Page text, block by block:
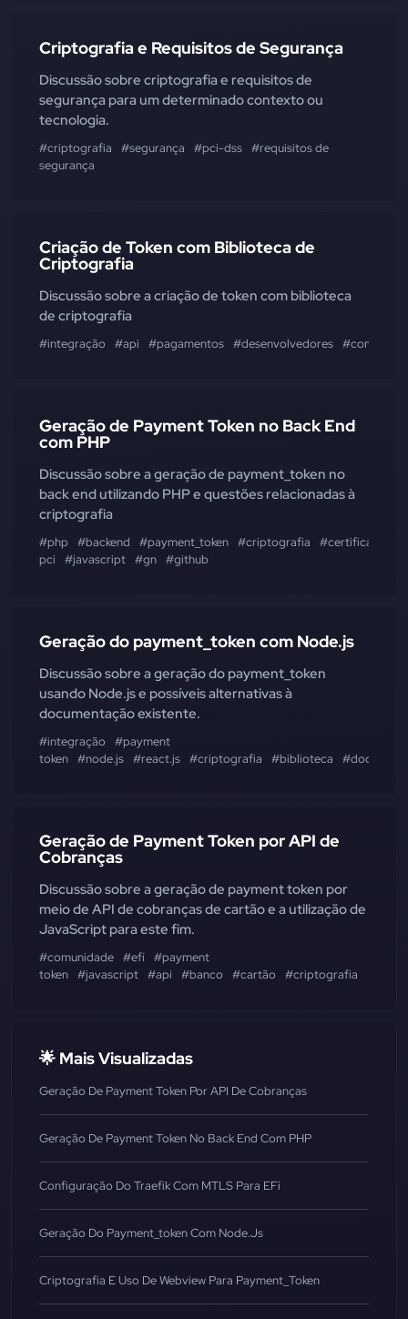
Criptografia e Requisitos de Segurança
Discussão sobre criptografia e requisitos de
segurança para um determinado contexto ou
tecnologia.
#criptografia #segurança #pci-dss #requisitos de
segurança
Criação de Token com Biblioteca de
Criptografia
Discussão sobre a criação de token com biblioteca
de criptografia
#integração #api #pagamentos #desenvolvedores
Geração de Payment Token no Back End
com PHP
Discussão sobre a geração de payment_token no
back end utilizando PHP e questões relacionadas à
criptografia
#php #backend #payment_token #criptografia
#certificação
pci
#javascript #gn #github
Geração do payment_token com Node.js
Discussão sobre a geração do payment_token
usando Node.js e possíveis alternativas à
documentação existente.
#integração
#payment
token #node.js #react.js #criptografia #biblioteca
Geração de Payment Token por API de
Cobranças
Discussão sobre a geração de payment token por
meio de API de cobranças de cartão e a utilização de
JavaScript para este fim.
#comunidade #efí #payment
token #javascript #api #banco #cartão #criptografia
🌟 Mais Visualizadas
Geração De Payment Token Por API De Cobranças
Geração De Payment Token No Back End Com PHP
Configuração Do Traefik Com MTLS Para EFí
Geração Do Payment_token Com Node.js
Criptografia E Uso De Webview Para Payment_Token